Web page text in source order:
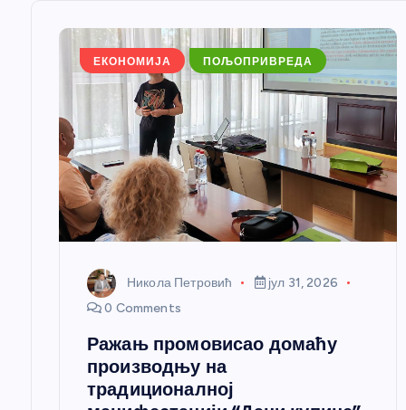
ЕКОНОМИЈА ПОЉОПРИВРЕДА
Никола Петровић
јул 31, 2026
0 Comments
Ражањ промовисао домаћу
производњу на
традиционалној